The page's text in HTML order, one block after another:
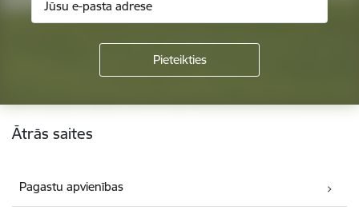
Kājene
Ātrās saites
Pagastu apvienības